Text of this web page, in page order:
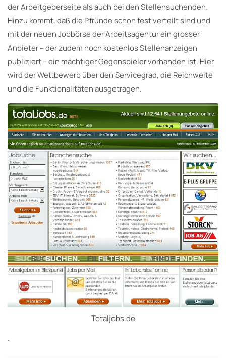
der Arbeitgeberseite als auch bei den Stellensuchenden.
Hinzu kommt, daß die Pfründe schon fest verteilt sind und
mit der neuen Jobbörse der Arbeitsagentur ein grosser
Anbieter – der zudem noch kostenlos Stellenanzeigen
publiziert – ein mächtiger Gegenspieler vorhanden ist. Hier
wird der Wettbewerb über den Servicegrad, die Reichweite
und die Funktionalitäten ausgetragen.
Totaljobs.de
.